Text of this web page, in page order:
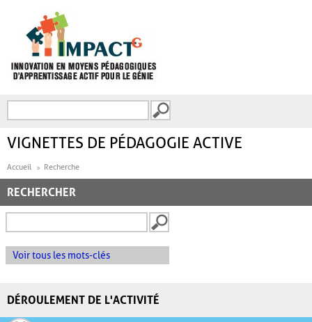
FORMULAIRE DE
VIGNETTES DE PÉDAGOGIE ACTIVE
Accueil Recherche
RECHERCHER
Voir tous les mots-clés
DÉROULEMENT DE L'ACTIVITÉ